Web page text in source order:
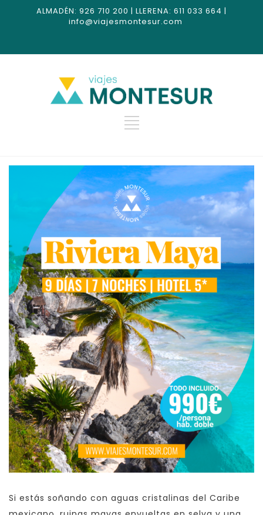
ALMADÉN: 926 710 200 | LLERENA: 611 033 664 |
info@viajesmontesur.com
Si estás soñando con aguas cristalinas del Caribe